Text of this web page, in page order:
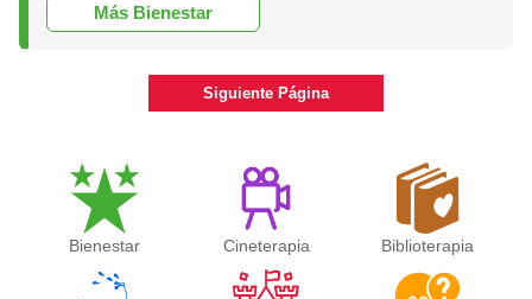
Más Bienestar
Siguiente Página
Bienestar Cineterapia Biblioterapia